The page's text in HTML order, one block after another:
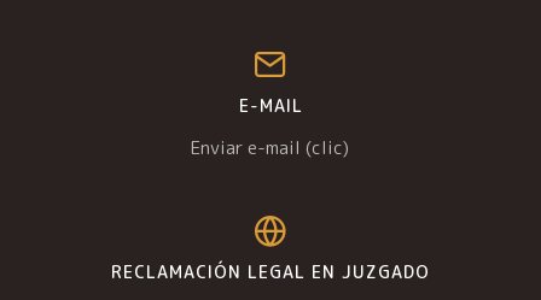
E-MAIL
Enviar e-mail (clic)
RECLAMACIÓN LEGAL EN JUZGADO